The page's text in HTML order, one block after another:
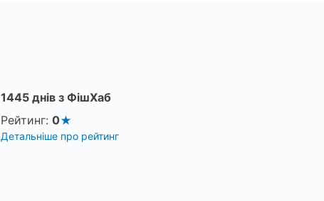
1445 днів з ФішХаб
Рейтинг: 0
Детальніше про рейтинг